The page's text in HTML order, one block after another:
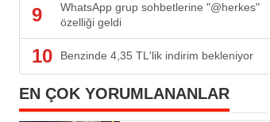
9
WhatsApp grup sohbetlerine "@herkes"
özelliği geldi
10 Benzinde 4,35 TL'lik indirim bekleniyor
EN ÇOK YORUMLANANLAR